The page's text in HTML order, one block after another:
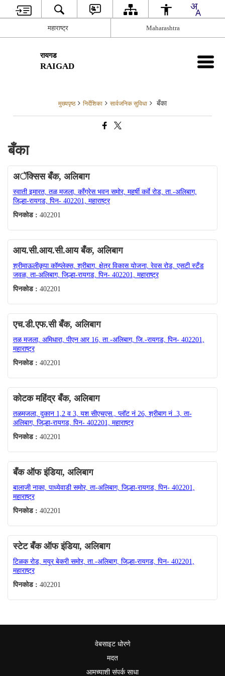
महाराष्ट्र Maharashtra
रायगड
RAIGAD
मुख्यपृष्ठ निर्देशिका सार्वजनिक सुविधा बँका
बँका
अॅक्सिस बँक, अलिबाग
स्वाती इमारत, तळ मजला, कॉंग्रेस भवन समोर, महर्षी कर्वे रोड, ता.-अलिबाग,
जिल्हा-रायगड, पिन- 402201, महाराष्ट्र
पिनकोड : 402201
आय.सी.आय.सी.आय बँक, अलिबाग
श्रीमाऊलीकृपा कॉम्प्लेक्स, श्रीबाग, क्षेत्र विकास योजना, रेवस रोड, एसटी स्टँड
जवळ, ता-अलिबाग, जिल्हा-रायगड, पिन- 402201, महाराष्ट्र
पिनकोड : 402201
एच.डी.एफ.सी बँक, अलिबाग
तळ मजला, अमिधारा, पीएन आर 16, ता.-अलिबाग, जि.-रायगड, पिन- 402201,
महाराष्ट्र
पिनकोड : 402201
कोटक महिंद्र बँक, अलिबाग
तळमजला, दुकान 1,2 व 3, यश सीएचएस., प्लॉट नं 26, श्रीबाग नं .3, ता-
अलिबाग, जिल्हा-रायगड, पिन- 402201, महाराष्ट्र
पिनकोड : 402201
बँक ऑफ इंडिया, अलिबाग
बालाजी नाका, पाध्येवाडी समोर, ता-अलिबाग, जिल्हा-रायगड, पिन- 402201,
महाराष्ट्र
पिनकोड : 402201
स्टेट बँक ऑफ इंडिया, अलिबाग
टिळक रोड, मयूर बेकरी समोर, ता.-अलिबाग, जिल्हा-रायगड, पिन- 402201,
महाराष्ट्र
पिनकोड : 402201
वेबसाइट धोरणे
मदत
आमच्याशी संपर्क साधा